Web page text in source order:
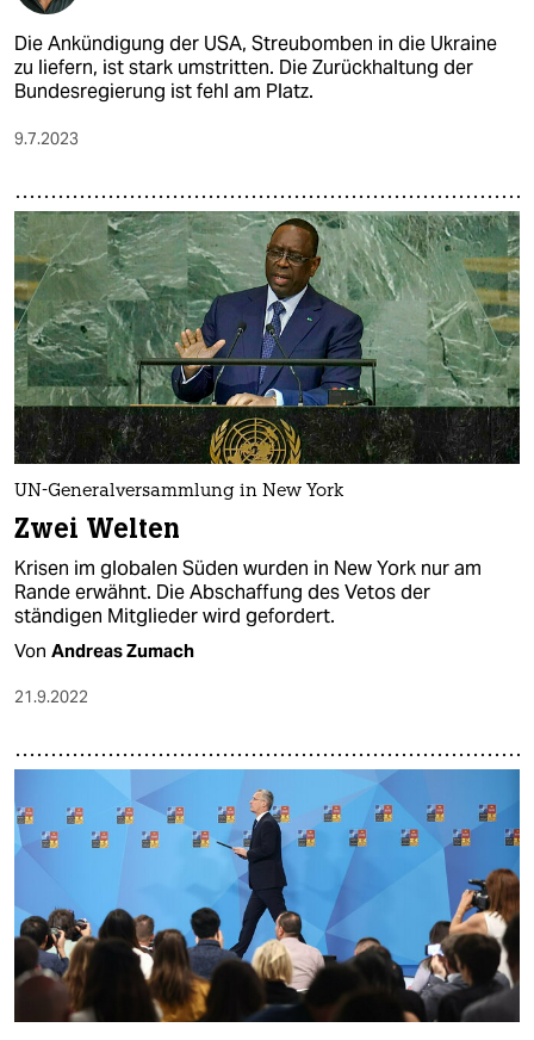
Die Ankündigung der USA, Streubomben in die Ukraine
zu liefern, ist stark umstritten. Die Zurückhaltung der
Bundesregierung ist fehl am Platz.
9.7.2023
UN-Generalversammlung in New York
Zwei Welten
Krisen im globalen Süden wurden in New York nur am
Rande erwähnt. Die Abschaffung des Vetos der
ständigen Mitglieder wird gefordert.
Von Andreas Zumach
21.9.2022